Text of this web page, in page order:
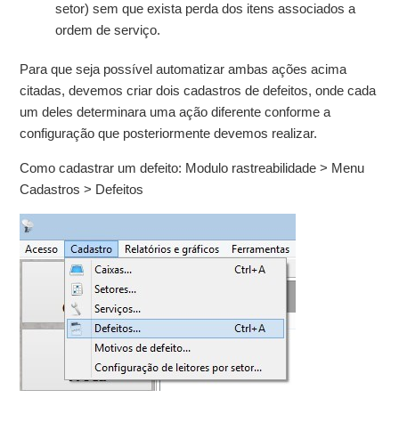
setor) sem que exista perda dos itens associados a
ordem de serviço.
Para que seja possível automatizar ambas ações acima
citadas, devemos criar dois cadastros de defeitos, onde cada
um deles determinara uma ação diferente conforme a
configuração que posteriormente devemos realizar.
Como cadastrar um defeito: Modulo rastreabilidade > Menu
Cadastros > Defeitos